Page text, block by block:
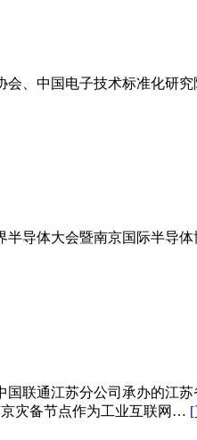
、中国电子技术标准化研
导体大会暨南京国际半导
联通江苏分公司承办的江
灾备节点作为工业互联网… [